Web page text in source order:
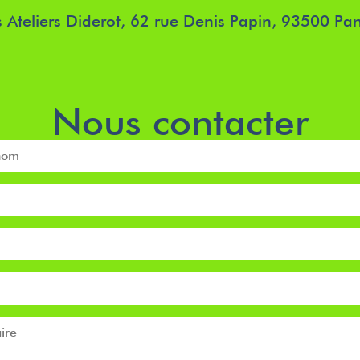
Ateliers Diderot, 62 rue Denis Papin, 93500
Nous contacter